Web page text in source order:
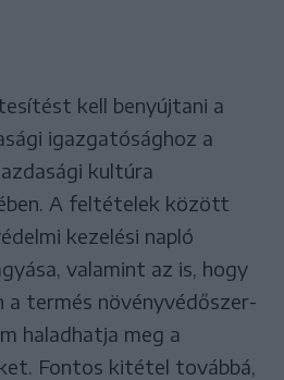
kell benyújtani a
igazgatósághoz a
kultúra
A feltételek között
kezelési napló
valamint az is, hogy
a termés növényvédőszer-
haladhatja meg a
Fontos kitétel továbbá,